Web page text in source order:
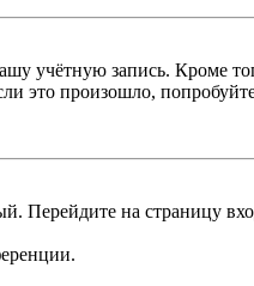
учётную запись. Кроме
произошло, попробуйте
Перейдите на страницу